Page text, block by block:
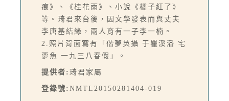
痕》、《桂花雨》、小說《橘子紅了》
等。琦君來台後，因文學發表而與丈夫
李唐基結緣，兩人育有一子李一楠。
2.照片背面寫有「偕夢英攝 于瞿溪潘 宅
夢魚 一九三八春假」。
提供者: 琦君家屬
登錄號: NMTL20150281404-019